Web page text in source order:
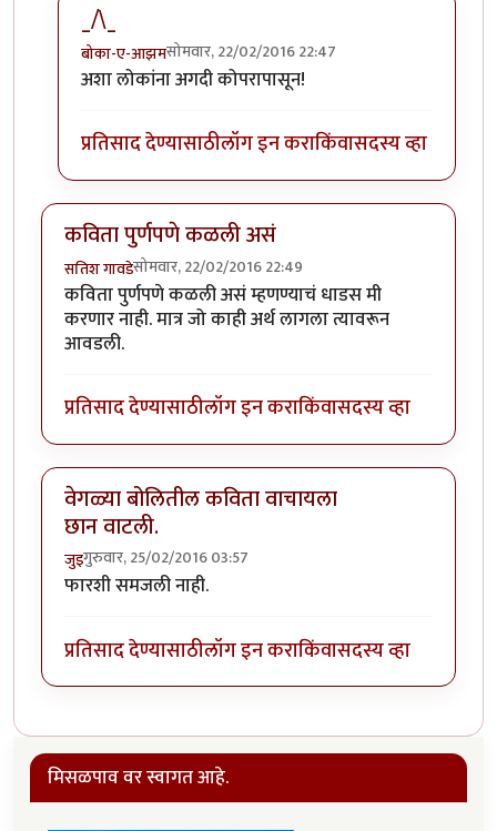
_/\_
बोका-ए-आझमसोमवार, 22/02/2016 22:47
In reply toजंगल अना जरा नक्सलवादाची आली
अशा लोकांना अगदी कोपरापासून!
प्रतिसाद देण्यासाठीलॉग इन कराकिंवासदस्य व्हा
कविता पुर्णपणे कळली असं
सतिश गावडेसोमवार, 22/02/2016 22:49
कविता पुर्णपणे कळली असं म्हणण्याचं धाडस मी
करणार नाही. मात्र जो काही अर्थ लागला त्यावरून
आवडली.
प्रतिसाद देण्यासाठीलॉग इन कराकिंवासदस्य व्हा
वेगळ्या बोलितील कविता वाचायला
छान वाटली.
जुइगुरुवार, 25/02/2016 03:57
फारशी समजली नाही.
प्रतिसाद देण्यासाठीलॉग इन कराकिंवासदस्य व्हा
मिसळपाव वर स्वागत आहे.